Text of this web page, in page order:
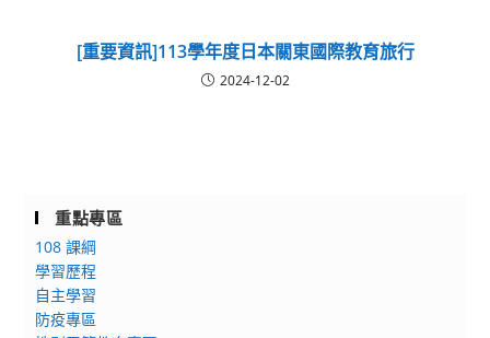
[重要資訊]113學年度日本關東國際教育旅行
2024-12-02
重點專區
108 課綱
學習歷程
自主學習
防疫專區